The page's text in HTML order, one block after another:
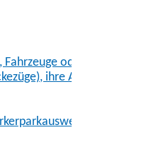
oder
ihre Anhänger,